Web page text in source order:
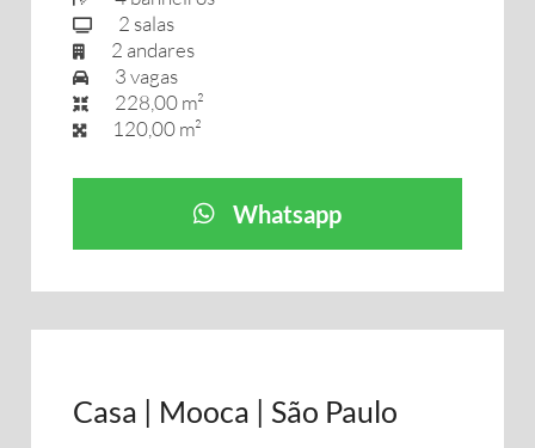
2 salas
2 andares
3 vagas
228,00 m²
120,00 m²
Whatsapp
Casa | Mooca | São Paulo